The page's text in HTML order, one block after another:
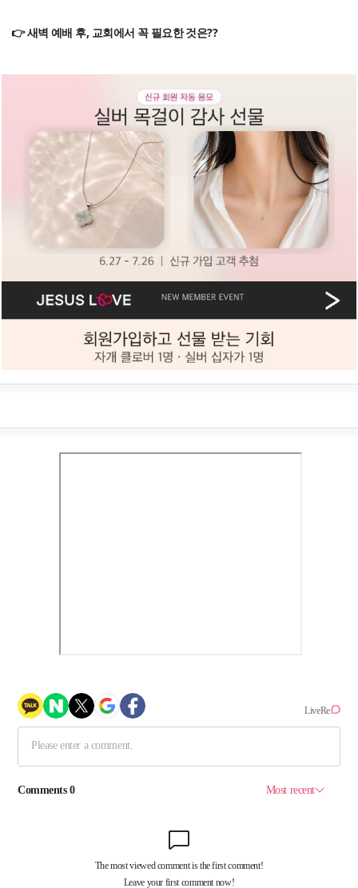
👉 새벽 예배 후, 교회에서 꼭 필요한 것은??